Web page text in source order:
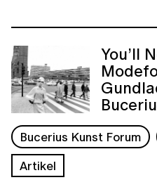
You’ll
Bucerius Kunst Forum
Artikel